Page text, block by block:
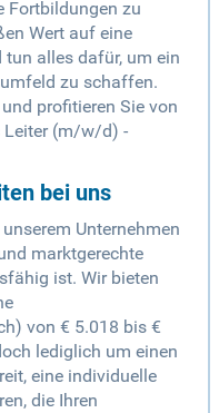
Fortbildungen zu
Wert auf eine
tun alles dafür, um ein
zu schaffen.
profitieren Sie von
Leiter (m/w/d) -
bei uns
Unternehmen
marktgerechte
ist. Wir bieten
von € 5.018 bis €
lediglich um einen
eine individuelle
die Ihren